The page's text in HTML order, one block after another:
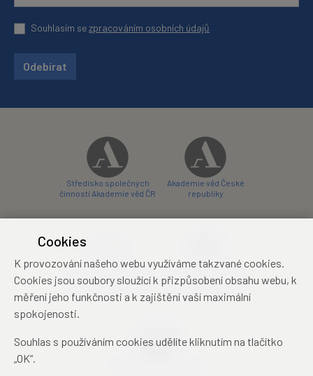
Souhlasím sezpracováním osobních údajů
Odebírat
Středisko společných
činností Akademie věd ČR
Akademie věd České
republiky
konferenční centrum
Zámecký hotel Třešť
konferenční centrum
Cookies
K provozování našeho webu využíváme takzvané cookies.
Cookies jsou soubory sloužící k přizpůsobení obsahu webu, k
měření jeho funkčnosti a k zajištění vaší maximální
spokojenosti.
Souhlas s používáním cookies udělíte kliknutím na tlačítko
„OK“.